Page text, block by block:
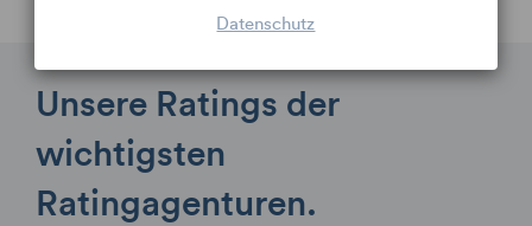
Unsere Ratings der
wichtigsten
Ratingagenturen.
Datenschutz